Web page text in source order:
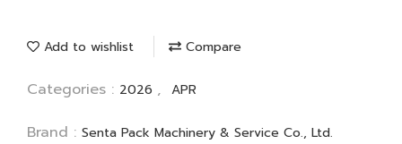
Add to wishlist Compare
Categories : 2026 , APR
Brand : Senta Pack Machinery & Service Co., Ltd.